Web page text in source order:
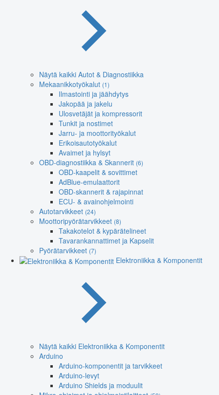
Näytä kaikki Autot & Diagnostiikka
Mekaanikkotyökalut (1)
Ilmastointi ja jäähdytys
Jakopää ja jakelu
Ulosvetäjät ja kompressorit
Tunkit ja nostimet
Jarru- ja moottorityökalut
Erikoisautotyökalut
Avaimet ja hylsyt
OBD-diagnostiikka & Skannerit (6)
OBD-kaapelit & sovittimet
AdBlue-emulaattorit
OBD-skannerit & rajapinnat
ECU- & avainohjelmointi
Autotarvikkeet (24)
Moottoripyörätarvikkeet (8)
Takakotelot & kypärätelineet
Tavarankannattimet ja Kapselit
Pyörätarvikkeet (7)
Elektroniikka & Komponentit
Näytä kaikki Elektroniikka & Komponentit
Arduino
Arduino-komponentit ja tarvikkeet
Arduino-levyt
Arduino Shields ja moduulit